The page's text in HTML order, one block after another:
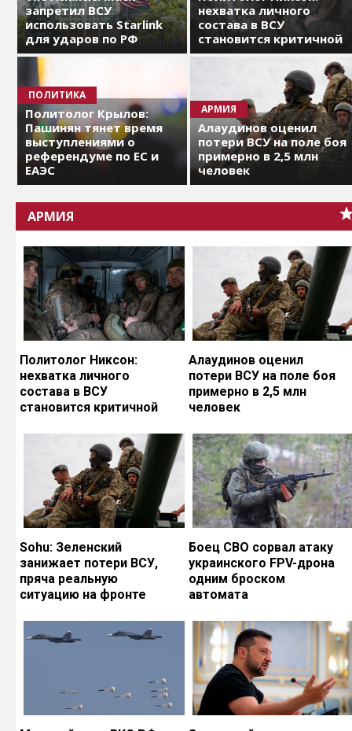
запретил ВСУ
использовать Starlink
для ударов по РФ
нехватка личного
состава в ВСУ
становится критичной
ПОЛИТИКА
Политолог Крылов:
Пашинян тянет время
выступлениями о
референдуме по ЕС и
ЕАЭС
АРМИЯ
Алаудинов оценил
потери ВСУ на поле боя
примерно в 2,5 млн
человек
АРМИЯ
Политолог Никсон:
нехватка личного
состава в ВСУ
становится критичной
Алаудинов оценил
потери ВСУ на поле боя
примерно в 2,5 млн
человек
Sohu: Зеленский
занижает потери ВСУ,
пряча реальную
ситуацию на фронте
Боец СВО сорвал атаку
украинского FPV-дрона
одним броском
автомата